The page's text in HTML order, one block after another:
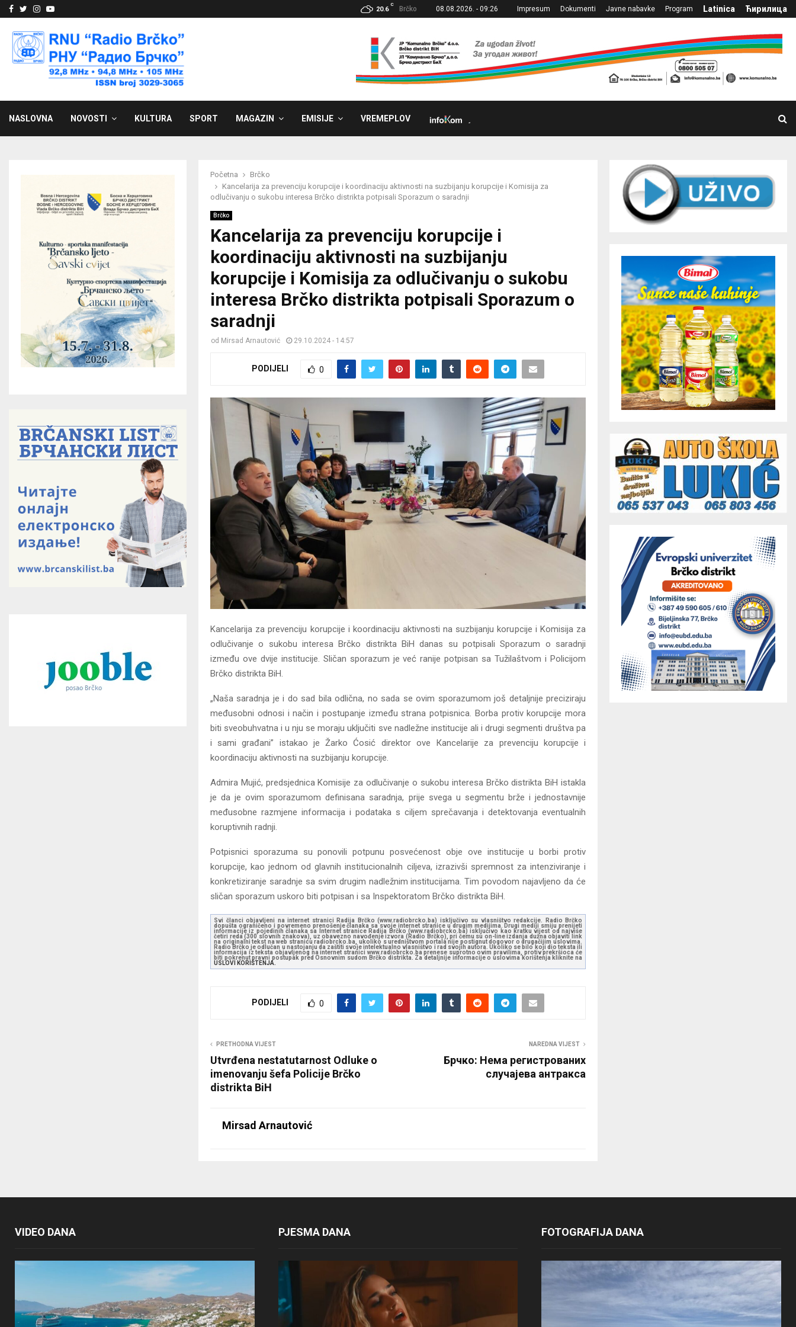
Facebook
Twitter
Instagram
Youtube 20.6
C
Brčko 08.08.2026. - 09:26 Impresum Dokumenti Javne nabavke Program Latinica Ћирилица
NASLOVNA NOVOSTI KULTURA SPORT MAGAZIN EMISIJE VREMEPLOV
Početna
Brčko
Kancelarija za prevenciju korupcije i koordinaciju aktivnosti na suzbijanju korupcije i Komisija za
odlučivanju o sukobu interesa Brčko distrikta potpisali Sporazum o saradnji
Brčko
Kancelarija za prevenciju korupcije i
koordinaciju aktivnosti na suzbijanju
korupcije i Komisija za odlučivanju o sukobu
interesa Brčko distrikta potpisali Sporazum o
saradnji
od Mirsad Arnautović 29.10.2024 - 14:57
PODIJELI 0
Kancelarija za prevenciju korupcije i koordinaciju aktivnosti na suzbijanju korupcije i Komisija za
odlučivanje o sukobu interesa Brčko distrikta BiH danas su potpisali Sporazum o saradnji
između ove dvije institucije. Sličan sporazum je već ranije potpisan sa Tužilaštvom i Policijom
Brčko distrikta BiH.
„Naša saradnja je i do sad bila odlična, no sada se ovim sporazumom još detaljnije preciziraju
međusobni odnosi i način i postupanje između strana potpisnica. Borba protiv korupcije mora
biti sveobuhvatna i u nju se moraju uključiti sve nadležne institucije ali i drugi segmenti društva pa
i sami građani” istakao je Žarko Ćosić direktor ove Кancelarije za prevenciju korupcije i
koordinaciju aktivnosti na suzbijanju korupcije.
Admira Mujić, predsjednica Komisije za odlučivanje o sukobu interesa Brčko distrikta BiH istakla
je da je ovim sporazumom definisana saradnja, prije svega u segmentu brže i jednostavnije
međusobne razmjene informacija i podataka s ciljem sprečavanja i detektovanja eventualnih
koruptivnih radnji.
Potpisnici sporazuma su ponovili potpunu posvećenost obje ove institucije u borbi protiv
korupcije, kao jednom od glavnih institucionalnih ciljeva, izrazivši spremnost za intenziviranje i
konkretiziranje saradnje sa svim drugim nadležnim institucijama. Tim povodom najavljeno da će
sličan sporazum uskoro biti potpisan i sa Inspektoratom Brčko distrikta BiH.
Svi članci objavljeni na internet stranici Radija Brčko (www.radiobrcko.ba) isključivo su vlasništvo redakcije. Radio Brčko
dopušta ograničeno i povremeno prenošenje članaka sa svoje internet stranice u drugim medijima. Drugi mediji smiju prenijeti
informacije iz pojedinih članaka sa Internet stranice Radija Brčko (www.radiobrcko.ba) isključivo kao kratku vijest od najviše
četiri reda (300 slovnih znakova), uz obavezno navođenje izvora (Radio Brčko), pri čemu su on-line izdanja dužna objaviti link
na originalni tekst na web stranicu radiobrcko.ba, ukoliko s uredništvom portala nije postignut dogovor o drugačijim uslovima.
Radio Brčko je odlučan u nastojanju da zaštiti svoje intelektualno vlasništvo i rad svojih autora. Ukoliko se bilo koji dio teksta ili
informacija iz teksta objavljenog na internet stranici www.radiobrcko.ba prenese suprotno ovim pravilima, protiv prekršioca će
biti pokrenut pravni postupak pred Osnovnim sudom Brčko distrikta. Za detaljnije informacije o uslovima korištenja kliknite na
USLOVI KORIŠTENJA.
PODIJELI 0
PRETHODNA VIJEST
Utvrđena nestatutarnost Odluke o
imenovanju šefa Policije Brčko
distrikta BiH
NAREDNA VIJEST
Брчко: Нема регистрованих
случајева антракса
Mirsad Arnautović
VIDEO DANA PJESMA DANA FOTOGRAFIJA DANA